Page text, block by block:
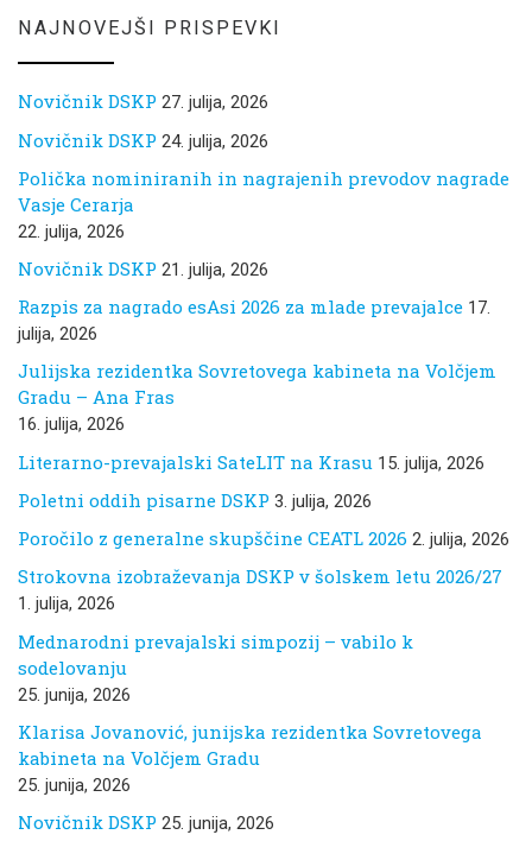
NAJNOVEJŠI PRISPEVKI
Novičnik DSKP 27. julija, 2026
Novičnik DSKP 24. julija, 2026
Polička nominiranih in nagrajenih prevodov nagrade
Vasje Cerarja
22. julija, 2026
Novičnik DSKP 21. julija, 2026
Razpis za nagrado esAsi 2026 za mlade prevajalce 17.
julija, 2026
Julijska rezidentka Sovretovega kabineta na Volčjem
Gradu – Ana Fras
16. julija, 2026
Literarno-prevajalski SateLIT na Krasu 15. julija, 2026
Poletni oddih pisarne DSKP 3. julija, 2026
Poročilo z generalne skupščine CEATL 2026 2. julija, 2026
Strokovna izobraževanja DSKP v šolskem letu 2026/27
1. julija, 2026
Mednarodni prevajalski simpozij – vabilo k
sodelovanju
25. junija, 2026
Klarisa Jovanović, junijska rezidentka Sovretovega
kabineta na Volčjem Gradu
25. junija, 2026
Novičnik DSKP 25. junija, 2026